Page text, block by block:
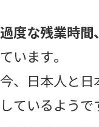
過度な残業時間
ています。
今、日本人と
しているようで